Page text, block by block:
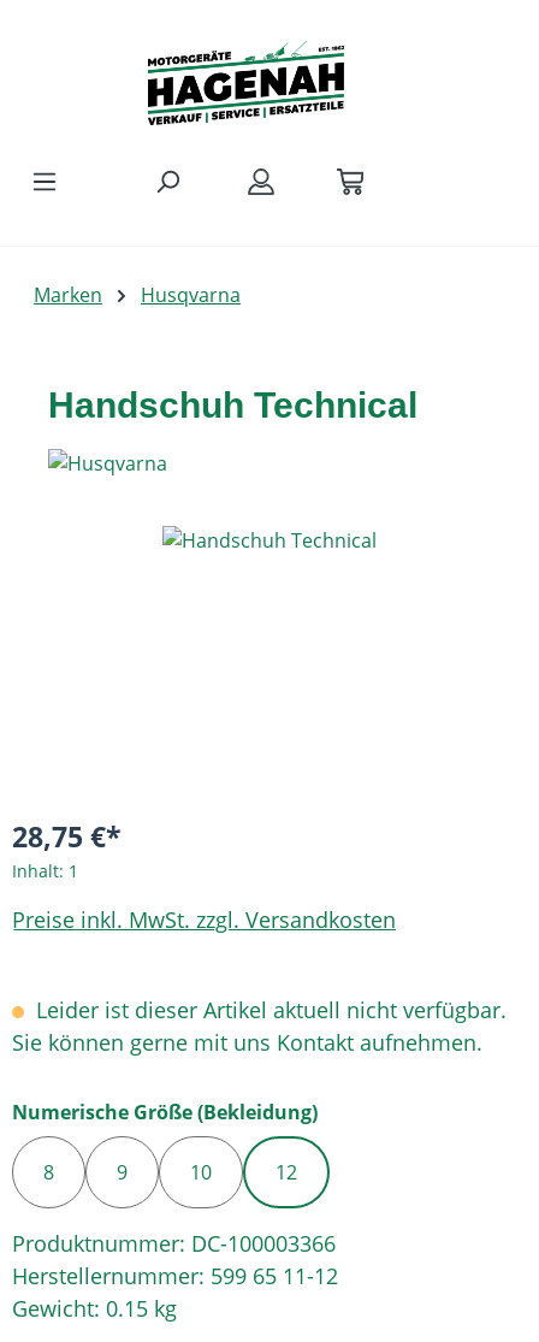
Marken Husqvarna
Handschuh Technical
Bildergalerie überspringen
28,75 €*
Inhalt: 1
Preise inkl. MwSt. zzgl. Versandkosten
Leider ist dieser Artikel aktuell nicht verfügbar.
Sie können gerne mit uns Kontakt aufnehmen.
Numerische Größe (Bekleidung)auswählen
8 9 10 12
Produktnummer: DC-100003366
Herstellernummer: 599 65 11-12
Gewicht: 0.15 kg